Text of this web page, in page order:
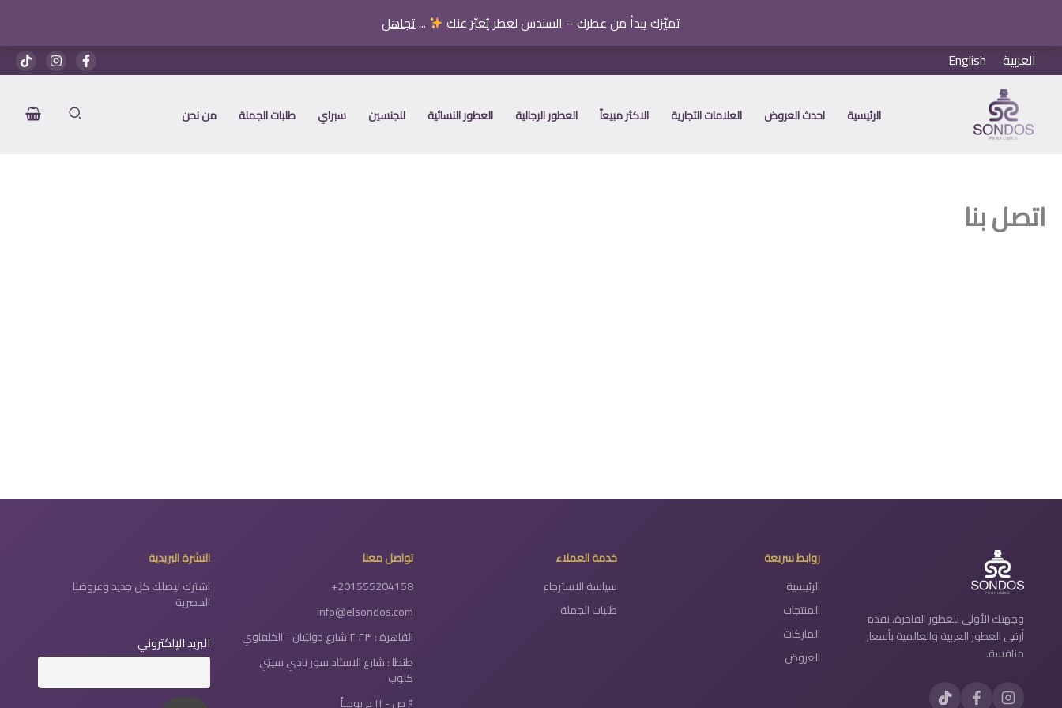
تميّزك يبدأ من عطرك – السندس لعطر يُعبّر عنك ...تجاهل
تخطي
إلى
العربية English
الرئيسية احدث العروض العلامات التجارية الاكثر مبيعاً العطور الرجالية العطور النسائية للجنسين سبراي طلبات الجملة من نحن
اتصل بنا
وجهتك الأولى للعطور الفاخرة. نقدم
أرقى العطور العربية والعالمية بأسعار
منافسة.
روابط سريعة
الرئيسية
المنتجات
الماركات
العروض
خدمة العملاء
سياسة الاسترجاع
طلبات الجملة
تواصل معنا
+201555204158
info@elsondos.com
القاهرة : ٢٣ ٢ شارع دولتيان - الخلفاوي
طنطا : شارع الاستاد سور نادي سيتي
كلوب
٩ ص - ١١ م يومياً
النشرة البريدية
اشترك ليصلك كل جديد وعروضنا
الحصرية
البريد الإلكتروني